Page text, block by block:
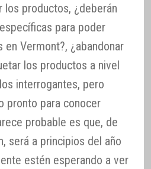
productos, ¿deberán
para poder
Vermont?, ¿abandonar
los productos a nivel
interrogantes, pero
pronto para conocer
probable es que, de
será a principios del año
estén esperando a ver